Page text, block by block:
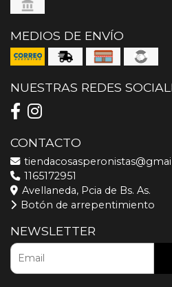
MEDIOS DE ENVÍO
NUESTRAS REDES
CONTACTO
1165172951
Avellaneda, Pcia de Bs. As.
Botón de arrepentimiento
NEWSLETTER